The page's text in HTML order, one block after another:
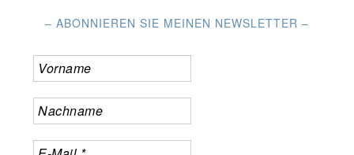
– ABONNIEREN SIE MEINEN NEWSLETTER –